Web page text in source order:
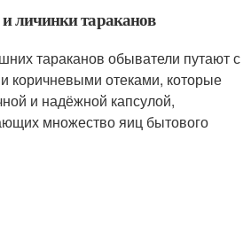
личинки тараканов
тараканов обыватели путают с
коричневыми отеками, которые
и надёжной капсулой,
множество яиц бытового